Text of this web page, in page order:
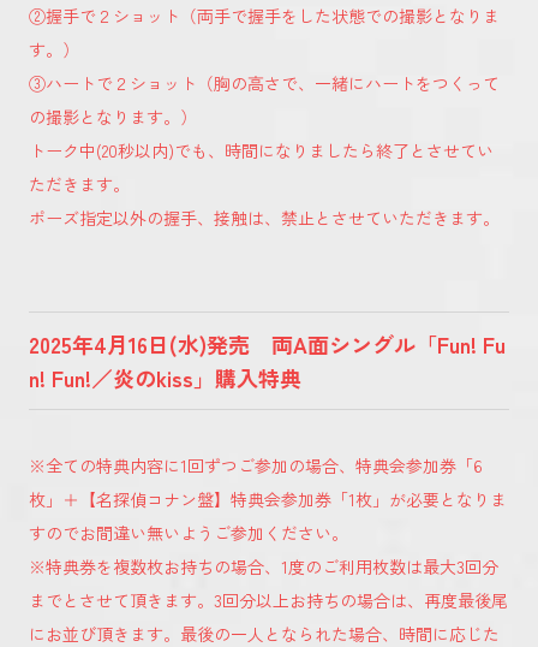
②握手で２ショット（両手で握手をした状態での撮影となりま
す。）
③ハートで２ショット（胸の高さで、一緒にハートをつくって
の撮影となります。）
トーク中(20秒以内)でも、時間になりましたら終了とさせてい
ただきます。
ポーズ指定以外の握手、接触は、禁止とさせていただきます。
2025年4月16日(水)発売 両A面シングル「Fun! Fu
n! Fun!／炎のkiss」購入特典
※全ての特典内容に1回ずつご参加の場合、特典会参加券「6
枚」＋【名探偵コナン盤】特典会参加券「1枚」が必要となりま
すのでお間違い無いようご参加ください。
※特典券を複数枚お持ちの場合、1度のご利用枚数は最大3回分
までとさせて頂きます。3回分以上お持ちの場合は、再度最後尾
にお並び頂きます。最後の一人となられた場合、時間に応じた